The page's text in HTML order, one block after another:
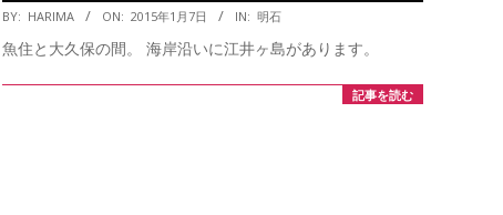
2015-
01-
BY: HARIMA ON: 2015年1月7日 IN: 明石
魚住と大久保の間。 海岸沿いに江井ヶ島があります。
記事を読む